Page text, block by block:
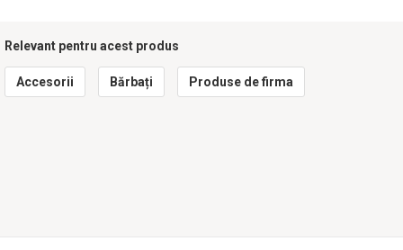
Relevant pentru acest produs
Accesorii Bărbați Produse de firma